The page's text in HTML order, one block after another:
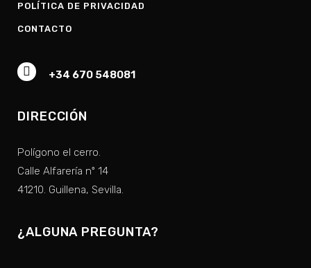
POLÍTICA DE PRIVACIDAD
CONTACTO
+34 670 548081
DIRECCIÓN
Polígono el cerro.
Calle Alfarería nº 14
41210. Guillena, Sevilla.
¿ALGUNA PREGUNTA?